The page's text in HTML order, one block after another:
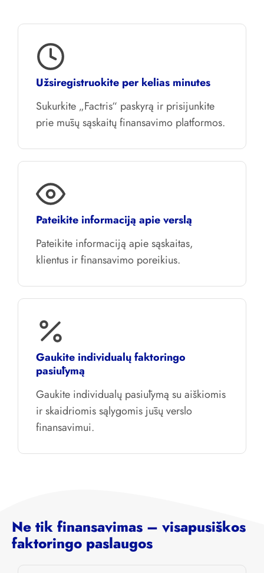
Užsiregistruokite per kelias minutes
Sukurkite „Factris“ paskyrą ir prisijunkite
prie mūsų sąskaitų finansavimo platformos.
Pateikite informaciją apie verslą
Pateikite informaciją apie sąskaitas,
klientus ir finansavimo poreikius.
Gaukite individualų faktoringo
pasiūlymą
Gaukite individualų pasiūlymą su aiškiomis
ir skaidriomis sąlygomis jūsų verslo
finansavimui.
Ne tik finansavimas – visapusiškos
faktoringo paslaugos